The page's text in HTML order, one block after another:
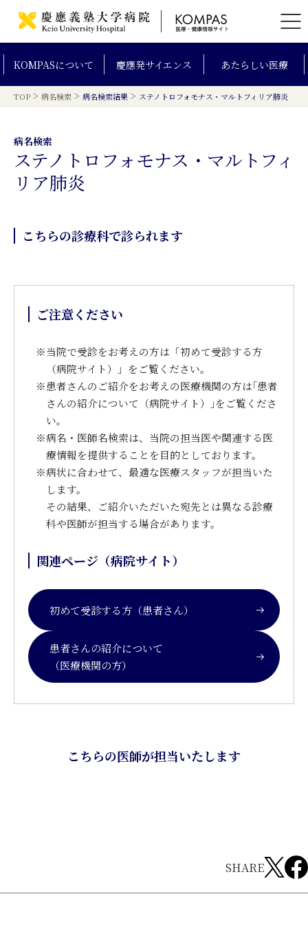
KOMPASについて 慶應発サイエンス あたらしい医療
TOP > 病名検索 > 病名検索結果 > ステノトロフォモナス・マルトフィリア肺炎
病名検索
ステノトロフォモナス・マルトフィ
リア肺炎
こちらの診療科で診られます
ご注意ください
※当院で受診をお考えの方は「初めて受診する方
（病院サイト）」をご覧ください。
※患者さんのご紹介をお考えの医療機関の方は｢患者
さんの紹介について（病院サイト）｣をご覧くださ
い。
※病名・医師名検索は、当院の担当医や関連する医
療情報を提供することを目的としております。
※病状に合わせて、最適な医療スタッフが担当いた
します。
その結果、ご紹介いただいた宛先とは異なる診療
科や医師が担当する場合があります。
関連ページ（病院サイト）
初めて受診する方（患者さん）
患者さんの紹介について
（医療機関の方）
こちらの医師が担当いたします
SHARE